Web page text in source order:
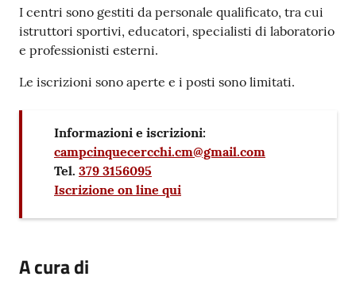
I centri sono gestiti da personale qualificato, tra cui
istruttori sportivi, educatori, specialisti di laboratorio
e professionisti esterni.
Le iscrizioni sono aperte e i posti sono limitati.
Informazioni e iscrizioni:
campcinquecercchi.cm@gmail.com
Tel. 379 3156095
Iscrizione on line qui
A cura di